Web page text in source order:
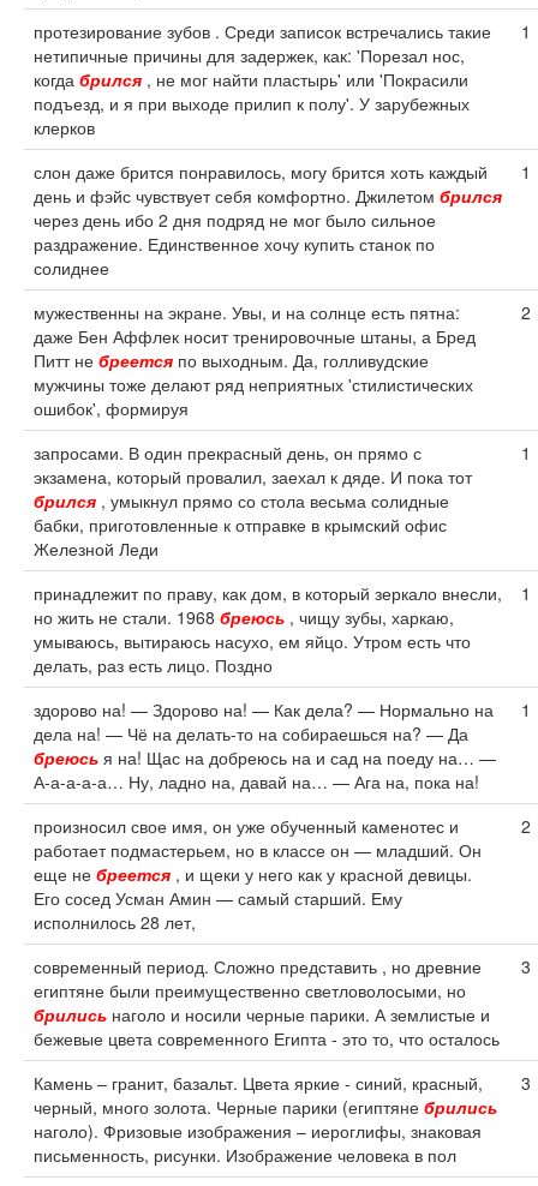
протезирование зубов . Среди записок встречались такие
нетипичные причины для задержек, как: 'Порезал нос,
когда брился , не мог найти пластырь' или 'Покрасили
подъезд, и я при выходе прилип к полу'. У зарубежных
клерков
1
слон даже брится понравилось, могу брится хоть каждый
день и фэйс чувствует себя комфортно. Джилетом брился
через день ибо 2 дня подряд не мог было сильное
раздражение. Единственное хочу купить станок по
солиднее
1
мужественны на экране. Увы, и на солнце есть пятна:
даже Бен Аффлек носит тренировочные штаны, а Бред
Питт не бреется по выходным. Да, голливудские
мужчины тоже делают ряд неприятных 'стилистических
ошибок', формируя
2
запросами. В один прекрасный день, он прямо с
экзамена, который провалил, заехал к дяде. И пока тот
брился , умыкнул прямо со стола весьма солидные
бабки, приготовленные к отправке в крымский офис
Железной Леди
1
принадлежит по праву, как дом, в который зеркало внесли,
но жить не стали. 1968 бреюсь , чищу зубы, харкаю,
умываюсь, вытираюсь насухо, ем яйцо. Утром есть что
делать, раз есть лицо. Поздно
1
здорово на! — Здорово на! — Как дела? — Нормально на
дела на! — Чё на делать-то на собираешься на? — Да
бреюсь я на! Щас на добреюсь на и сад на поеду на… —
А-а-а-а-а… Ну, ладно на, давай на… — Ага на, пока на!
1
произносил свое имя, он уже обученный каменотес и
работает подмастерьем, но в классе он — младший. Он
еще не бреется , и щеки у него как у красной девицы.
Его сосед Усман Амин — самый старший. Ему
исполнилось 28 лет,
2
современный период. Сложно представить , но древние
египтяне были преимущественно светловолосыми, но
брились наголо и носили черные парики. А землистые и
бежевые цвета современного Египта - это то, что осталось
3
Камень – гранит, базальт. Цвета яркие - синий, красный,
черный, много золота. Черные парики (египтяне брились
наголо). Фризовые изображения – иероглифы, знаковая
письменность, рисунки. Изображение человека в пол
3